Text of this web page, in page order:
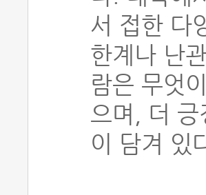
서 접한 다
한계나 난
람은 무엇
으며, 더 긍
이 담겨 있